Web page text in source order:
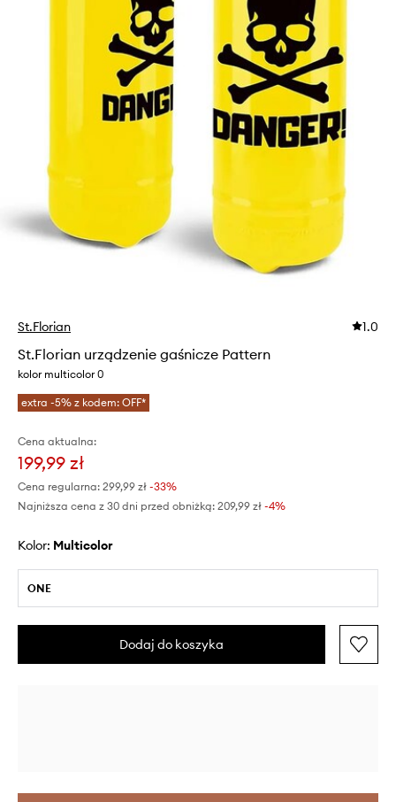
St.Florian 1.0
St.Florian urządzenie gaśnicze Pattern
kolor multicolor 0
extra -5% z kodem: OFF*
Cena aktualna:
199,99 zł
Cena regularna: 299,99 zł -33%
Najniższa cena z 30 dni przed obniżką: 209,99 zł -4%
Kolor: multicolor
ONE
Dodaj do koszyka